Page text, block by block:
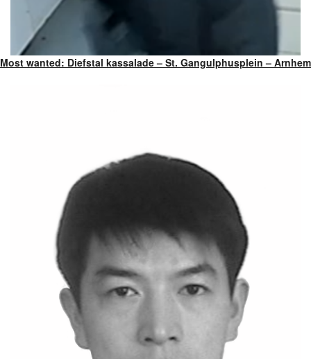
Most wanted: Diefstal kassalade – St. Gangulphusplein – Arnhem